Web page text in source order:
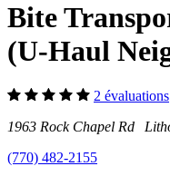
Bite
(U-Haul
2 évaluations
1963 Rock Chapel Rd
(770) 482-2155